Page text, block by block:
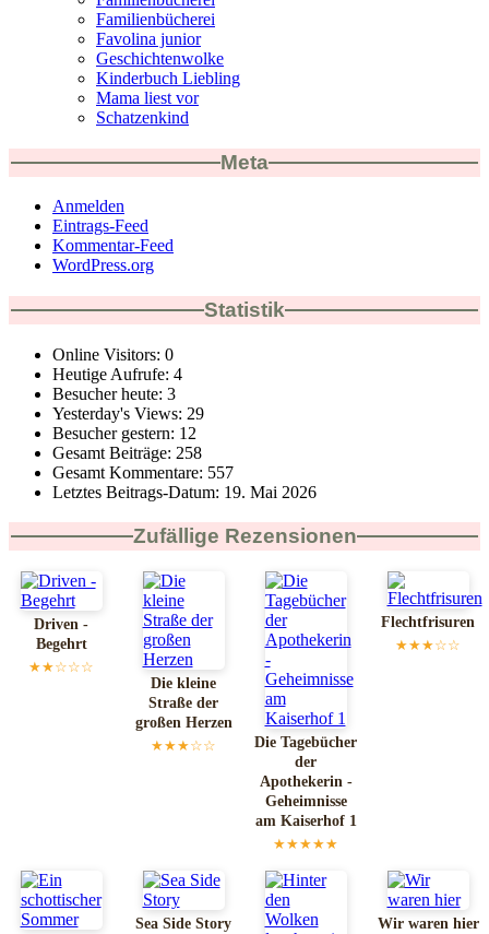
Familienbücherei
Favolina junior
Geschichtenwolke
Kinderbuch Liebling
Mama liest vor
Schatzenkind
Meta
Anmelden
Eintrags-Feed
Kommentar-Feed
WordPress.org
Statistik
Online Visitors: 0
Heutige Aufrufe: 4
Besucher heute: 3
Yesterday's Views: 29
Besucher gestern: 12
Gesamt Beiträge: 258
Gesamt Kommentare: 557
Letztes Beitrags-Datum: 19. Mai 2026
Zufällige Rezensionen
Driven -
Begehrt
★★☆☆☆
Die kleine
Straße der
großen Herzen
★★★☆☆
Die Tagebücher
der
Apothekerin -
Geheimnisse
am Kaiserhof 1
★★★★★
Flechtfrisuren
★★★☆☆
Sea Side Story Wir waren hier